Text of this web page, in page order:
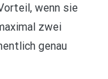
wenn sie
zwei
genau